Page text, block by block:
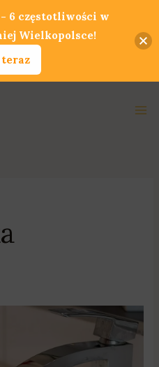
6 częstotliwości w
Wielkopolsce!
teraz